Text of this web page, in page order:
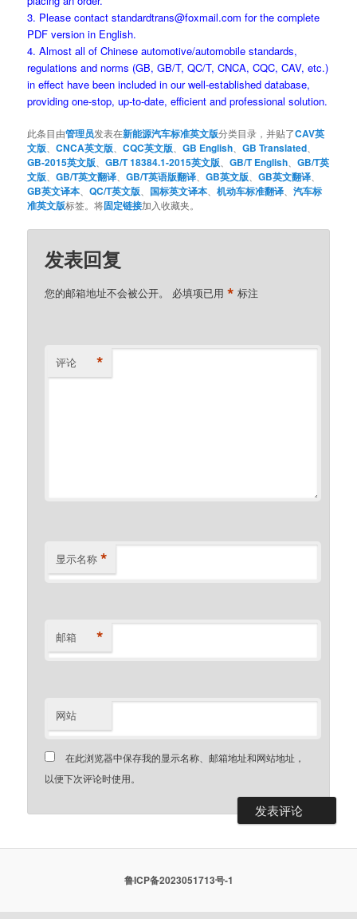
3. Please contact standardtrans@foxmail.com for the complete
PDF version in English.
4. Almost all of Chinese automotive/automobile standards,
regulations and norms (GB, GB/T, QC/T, CNCA, CQC, CAV, etc.)
in effect have been included in our well-established database,
providing one-stop, up-to-date, efficient and professional solution.
此条目由管理员发表在新能源汽车标准英文版分类目录，并贴了CAV英
文版 、CNCA英文版 、CQC英文版 、GB English 、GB Translated
GB-2015英文版 、GB/T 18384.1-2015英文版 、GB/T English 、GB/T英
文版 、GB/T英文翻译 、GB/T英语版翻译 、GB英文版 、GB英文翻译
GB英文译本 、QC/T英文版 国标英文译本 、机动车标准翻译 、汽车标
准英文版标签。将固定链接加入收藏夹。
发表回复
您的邮箱地址不会被公开。 必填项已用* 标注
评论 *
显示名称 *
邮箱 *
网站
在此浏览器中保存我的显示名称、邮箱地址和网站地址，
以便下次评论时使用。
鲁ICP备2023051713号-1